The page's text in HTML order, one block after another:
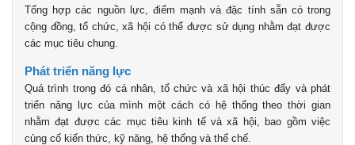
Tổng hợp các nguồn lực, điểm mạnh và đặc tính sẵn có trong
cộng đồng, tổ chức, xã hội có thể được sử dụng nhằm đạt được
các mục tiêu chung.
Phát triển năng lực
Quá trình trong đó cá nhân, tổ chức và xã hội thúc đẩy và phát
triển năng lực của mình một cách có hệ thống theo thời gian
nhằm đạt được các mục tiêu kinh tế và xã hội, bao gồm việc
củng cố kiến thức, kỹ năng, hệ thống và thể chế.